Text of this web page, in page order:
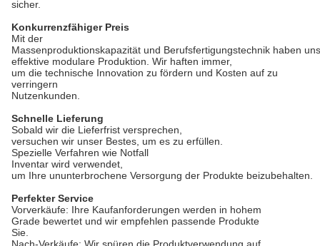
sicher.
Konkurrenzfähiger Preis
Mit der
Massenproduktionskapazität und Berufsfertigungstechnik haben
effektive modulare Produktion. Wir haften immer,
um die technische Innovation zu fördern und Kosten auf zu
verringern
Nutzenkunden.
Schnelle Lieferung
Sobald wir die Lieferfrist versprechen,
versuchen wir unser Bestes, um es zu erfüllen.
Spezielle Verfahren wie Notfall
Inventar wird verwendet,
um Ihre ununterbrochene Versorgung der Produkte beizubehalten.
Perfekter Service
Vorverkäufe: Ihre Kaufanforderungen werden in hohem
Grade bewertet und wir empfehlen passende Produkte
Sie.